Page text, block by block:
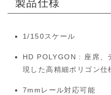
製品仕様
1/150スケール
HD POLYGON : 座席、
現した高精細ポリゴン仕
7mmレール対応可能